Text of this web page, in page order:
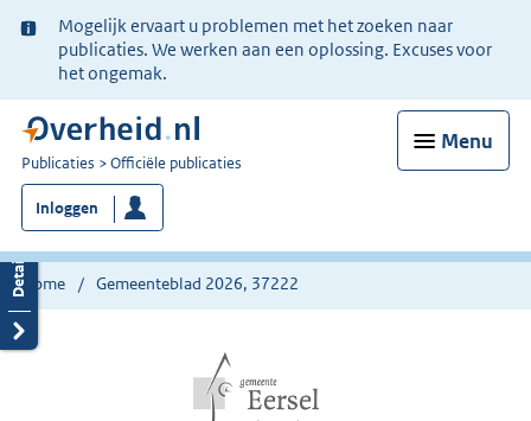
Ter
informatie:
Mogelijk ervaart u problemen met het zoeken naar
publicaties. We werken aan een oplossing. Excuses voor
het ongemak.
Menu
U
bent
nu
hier:
Publicaties Officiële publicaties
Inloggen
Home Gemeenteblad 2026, 37222